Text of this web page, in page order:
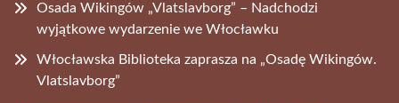
Osada Wikingów „Vlatslavborg” – Nadchodzi
wyjątkowe wydarzenie we Włocławku
Włocławska Biblioteka zaprasza na „Osadę Wikingów.
Vlatslavborg”